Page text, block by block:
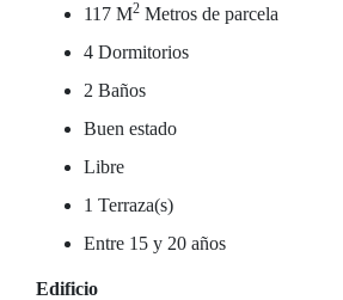
117 M2 Metros de parcela
4 Dormitorios
2 Baños
Buen estado
Libre
1 Terraza(s)
Entre 15 y 20 años
Edificio